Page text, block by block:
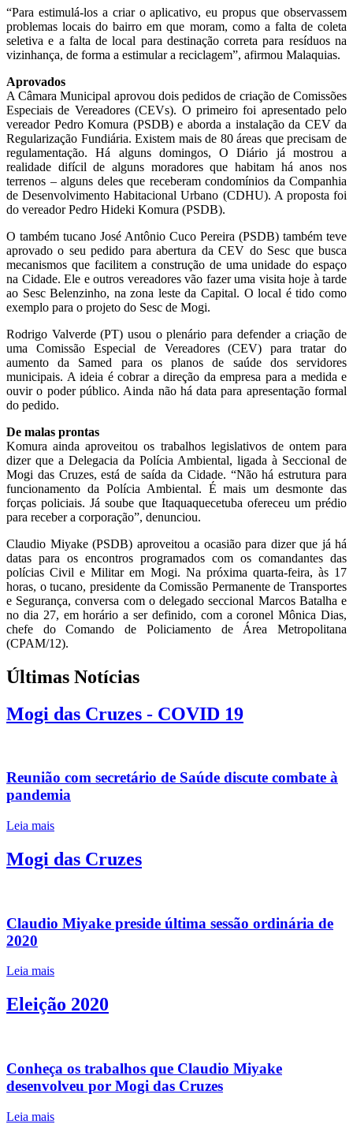
“Para estimulá-los a criar o aplicativo, eu propus que observassem
problemas locais do bairro em que moram, como a falta de coleta
seletiva e a falta de local para destinação correta para resíduos na
vizinhança, de forma a estimular a reciclagem”, afirmou Malaquias.
Aprovados
A Câmara Municipal aprovou dois pedidos de criação de Comissões
Especiais de Vereadores (CEVs). O primeiro foi apresentado pelo
vereador Pedro Komura (PSDB) e aborda a instalação da CEV da
Regularização Fundiária. Existem mais de 80 áreas que precisam de
regulamentação. Há alguns domingos, O Diário já mostrou a
realidade difícil de alguns moradores que habitam há anos nos
terrenos – alguns deles que receberam condomínios da Companhia
de Desenvolvimento Habitacional Urbano (CDHU). A proposta foi
do vereador Pedro Hideki Komura (PSDB).
O também tucano José Antônio Cuco Pereira (PSDB) também teve
aprovado o seu pedido para abertura da CEV do Sesc que busca
mecanismos que facilitem a construção de uma unidade do espaço
na Cidade. Ele e outros vereadores vão fazer uma visita hoje à tarde
ao Sesc Belenzinho, na zona leste da Capital. O local é tido como
exemplo para o projeto do Sesc de Mogi.
Rodrigo Valverde (PT) usou o plenário para defender a criação de
uma Comissão Especial de Vereadores (CEV) para tratar do
aumento da Samed para os planos de saúde dos servidores
municipais. A ideia é cobrar a direção da empresa para a medida e
ouvir o poder público. Ainda não há data para apresentação formal
do pedido.
De malas prontas
Komura ainda aproveitou os trabalhos legislativos de ontem para
dizer que a Delegacia da Polícia Ambiental, ligada à Seccional de
Mogi das Cruzes, está de saída da Cidade. “Não há estrutura para
funcionamento da Polícia Ambiental. É mais um desmonte das
forças policiais. Já soube que Itaquaquecetuba ofereceu um prédio
para receber a corporação”, denunciou.
Claudio Miyake (PSDB) aproveitou a ocasião para dizer que já há
datas para os encontros programados com os comandantes das
polícias Civil e Militar em Mogi. Na próxima quarta-feira, às 17
horas, o tucano, presidente da Comissão Permanente de Transportes
e Segurança, conversa com o delegado seccional Marcos Batalha e
no dia 27, em horário a ser definido, com a coronel Mônica Dias,
chefe do Comando de Policiamento de Área Metropolitana
(CPAM/12).
Últimas Notícias
Mogi das Cruzes - COVID 19
Reunião com secretário de Saúde discute combate à
pandemia
Leia mais
Mogi das Cruzes
Claudio Miyake preside última sessão ordinária de
2020
Leia mais
Eleição 2020
Conheça os trabalhos que Claudio Miyake
desenvolveu por Mogi das Cruzes
Leia mais